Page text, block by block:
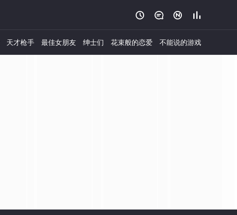
   
天才枪手 最佳女朋友 绅士们 花束般的恋爱 不能说的游戏